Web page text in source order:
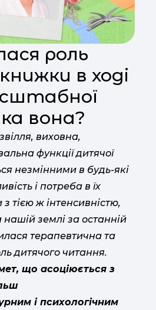
роль
в ході
вона?
виховна,
функції дитячої
незмінними в будь-які
і потреба в їх
з тією ж інтенсивністю,
нашій землі за останній
терапевтична та
дитячого читання.
що асоціюється з
і психологічним